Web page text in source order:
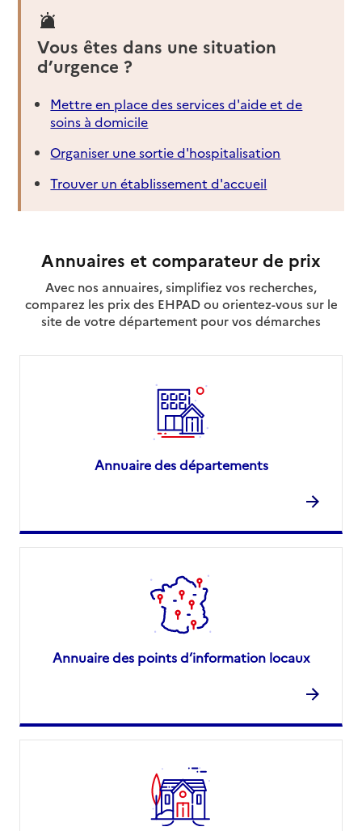
Vous êtes dans une situation
d’urgence ?
Mettre en place des services d'aide et de
soins à domicile
Organiser une sortie d'hospitalisation
Trouver un établissement d'accueil
Annuaires et comparateur de prix
Avec nos annuaires, simplifiez vos recherches,
comparez les prix des EHPAD ou orientez-vous sur le
site de votre département pour vos démarches
Annuaire des départements
Annuaire des points d’information locaux